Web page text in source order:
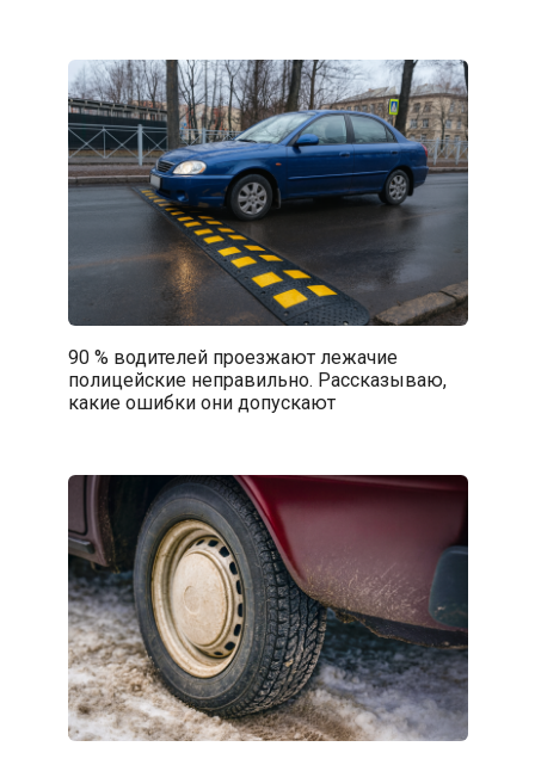
90 % водителей проезжают лежачие
полицейские неправильно. Рассказываю,
какие ошибки они допускают